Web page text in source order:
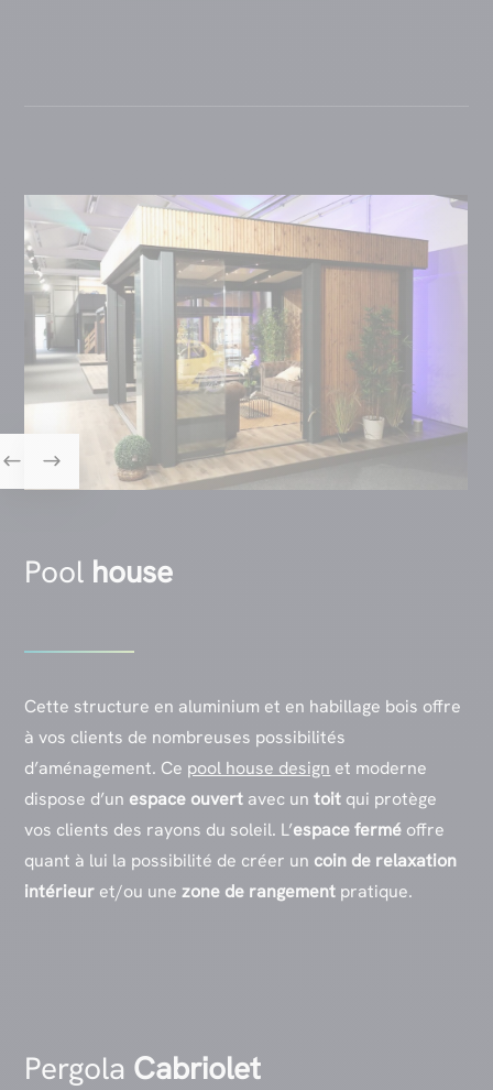
Pool house
Cette structure en aluminium et en habillage bois offre
à vos clients de nombreuses possibilités
d’aménagement. Ce pool house design et moderne
dispose d’un espace ouvert avec untoit qui protège
vos clients des rayons du soleil. L’espace fermé offre
quant à lui la possibilité de créer un coin de relaxation
intérieur et/ou unezone de rangement pratique.
Pergola Cabriolet